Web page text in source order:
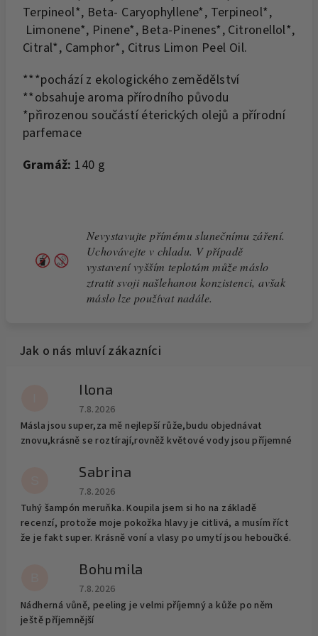
Terpineol*, Beta- Caryophyllene*, Terpineol*,
Limonene*, Pinene*, Beta-Pinenes*, Citronellol*,
Citral*, Camphor*, Citrus Limon Peel Oil.
***pochází z ekologického zemědělství
**obsahuje aroma přírodního původu
*přirozenou součástí éterických olejů a přírodní
parfemace
Gramáž: 140 g
Nevystavujte přímému slunečnímu záření.
Uchovávejte v chladu. V případě
vystavení vyšším teplotám může máslo
ztratit svoji našlehanou konzistenci, avšak
máslo lze používat nadále.
Ilona
Hodnocení obchodu je 5 z 5 hvězdiček.
7.8.2026
Másla jsou super,za mě nejlepší růže,budu objednávat
znovu,krásně se roztírají,rovněž květové vody jsou příjemné
Sabrina
Hodnocení obchodu je 5 z 5 hvězdiček.
7.8.2026
Tuhý šampón meruňka. Koupila jsem si ho na základě
recenzí, protože moje pokožka hlavy je citlivá, a musím říct
že je fakt super. Krásně voní a vlasy po umytí jsou heboučké.
Bohumila
Hodnocení obchodu je 5 z 5 hvězdiček.
7.8.2026
Nádherná vůně, peeling je velmi příjemný a kůže po něm
ještě příjemnější